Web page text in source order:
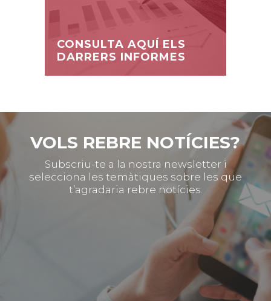
CONSULTA AQUÍ ELS
DARRERS INFORMES
VOLS REBRE NOTÍCIES?
Subscriu-te a la nostra newsletter i
selecciona les temàtiques sobre les que
t’agradaria rebre notícies.